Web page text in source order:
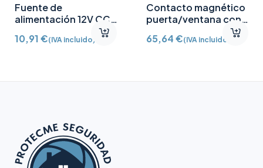
Fuente de
alimentación 12V CC
10,91€(IVA incluido)
Contacto magnético
puerta/ventana con
Detector vibración e
inclinación AJ-
65,64€(IVA incluido)